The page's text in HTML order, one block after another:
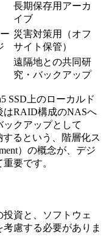
長期保存用アーカ
イブ
災害対策用（オフ
サイト保管）
遠隔地との共同研
究・バックアップ
SSD上のローカルド
はRAID構成のNASへ
クアップとして
るという、階層化ス
）の概念が、デジ
要です。
資と、ソフトウェ
慮する必要がありま